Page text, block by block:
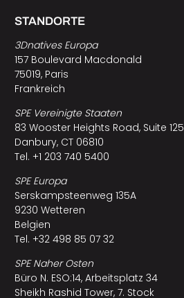
STANDORTE
3Dnatives Europa
157 Boulevard Macdonald
75019, Paris
Frankreich
SPE Vereinigte Staaten
83 Wooster Heights Road, Suite 125
Danbury, CT 06810
Tel. +1 203 740 5400
SPE Europa
Serskampsteenweg 135A
9230 Wetteren
Belgien
Tel. +32 498 85 07 32
SPE Naher Osten
Büro N. ESO:14, Arbeitsplatz 34
Sheikh Rashid Tower, 7. Stock